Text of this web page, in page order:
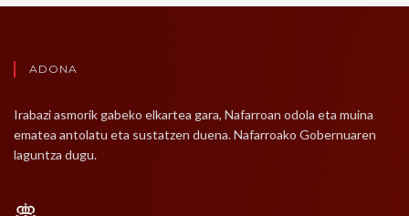
ADONA
Irabazi asmorik gabeko elkartea gara, Nafarroan odola eta muina
ematea antolatu eta sustatzen duena. Nafarroako Gobernuaren
laguntza dugu.